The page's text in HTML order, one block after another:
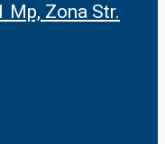
Mp, Zona Str.